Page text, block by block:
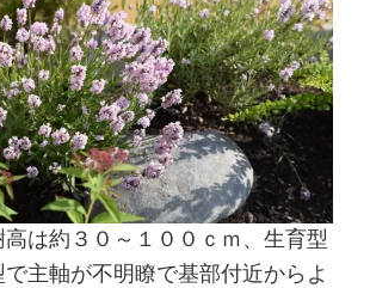
高は約３０～１００ｃｍ、生育型
で主軸が不明瞭で基部付近からよ